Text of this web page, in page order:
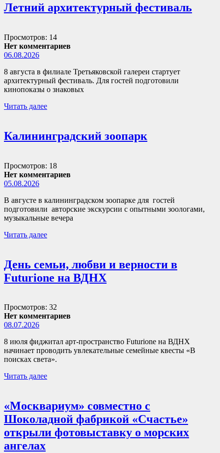
Летний архитектурный фестиваль
Просмотров: 14
Нет комментариев
06.08.2026
8 августа в филиале Третьяковской галереи стартует
архитектурный фестиваль. Для гостей подготовили
кинопоказы о знаковых
Читать далее
Калининградский зоопарк
Просмотров: 18
Нет комментариев
05.08.2026
В августе в калининградском зоопарке для гостей
подготовили авторские экскурсии с опытными зоологами,
музыкальные вечера
Читать далее
День семьи, любви и верности в
Futurione на ВДНХ
Просмотров: 32
Нет комментариев
08.07.2026
8 июля фиджитал арт-пространство Futurione на ВДНХ
начинает проводить увлекательные семейные квесты «В
поисках света».
Читать далее
«Москвариум» совместно с
Шоколадной фабрикой «Счастье»
открыли фотовыставку о морских
ангелах